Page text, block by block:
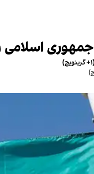
اسلامی